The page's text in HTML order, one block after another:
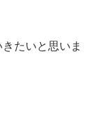
たいと思いま